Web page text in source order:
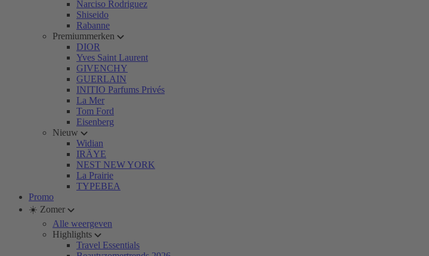
Narciso Rodriguez
Shiseido
Rabanne
Premiummerken
DIOR
Yves Saint Laurent
GIVENCHY
GUERLAIN
INITIO Parfums Privés
La Mer
Tom Ford
Eisenberg
Nieuw
Widian
IRÄYE
NEST NEW YORK
La Prairie
TYPEBEA
Promo
☀️ Zomer
Alle weergeven
Highlights
Travel Essentials